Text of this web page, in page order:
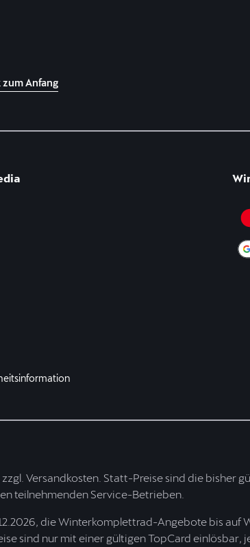
Anfang
Versandkosten. Statt-Preise sind die bisher
teilnehmenden Service-Betrieben.
die Winterkomplettrad-Angebote bis auf
sind nur mit einer gültigen TopCard einlösbar,